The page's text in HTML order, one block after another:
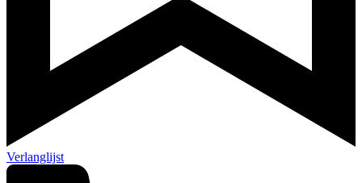
Verlanglijst